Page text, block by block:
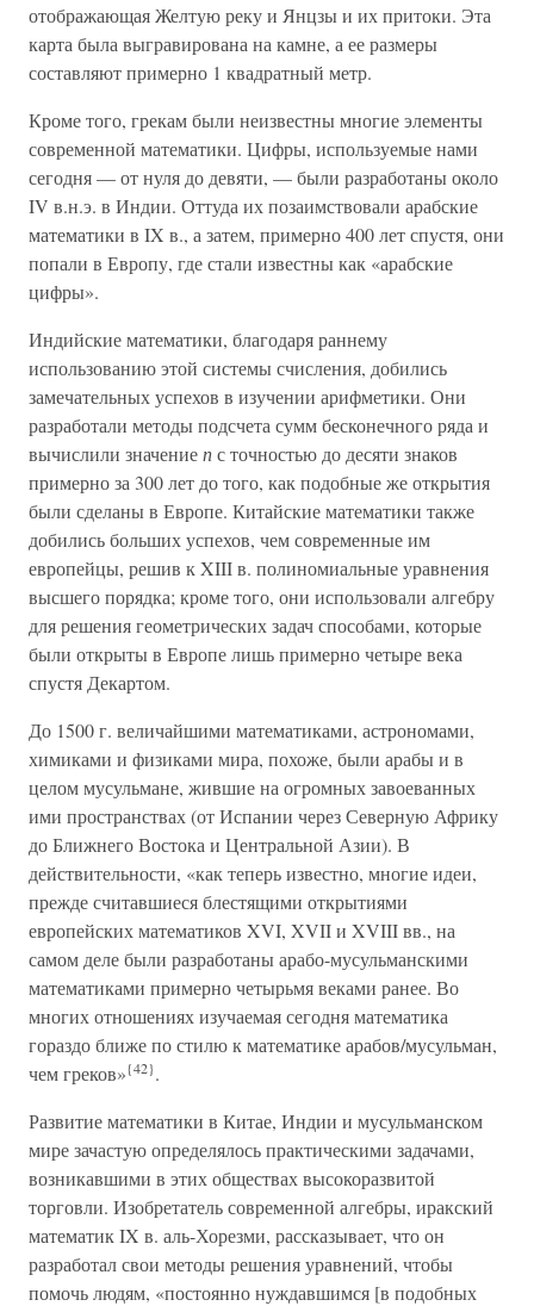
отображающая Желтую реку и Янцзы и их притоки. Эта
карта была выгравирована на камне, а ее размеры
составляют примерно 1 квадратный метр.
Кроме того, грекам были неизвестны многие элементы
современной математики. Цифры, используемые нами
сегодня — от нуля до девяти, — были разработаны около
IV в.н.э. в Индии. Оттуда их позаимствовали арабские
математики в IX в., а затем, примерно 400 лет спустя, они
попали в Европу, где стали известны как «арабские
цифры».
Индийские математики, благодаря раннему
использованию этой системы счисления, добились
замечательных успехов в изучении арифметики. Они
разработали методы подсчета сумм бесконечного ряда и
вычислили значениепс точностью до десяти знаков
примерно за 300 лет до того, как подобные же открытия
были сделаны в Европе. Китайские математики также
добились больших успехов, чем современные им
европейцы, решив к XIII в. полиномиальные уравнения
высшего порядка; кроме того, они использовали алгебру
для решения геометрических задач способами, которые
были открыты в Европе лишь примерно четыре века
спустя Декартом.
До 1500 г. величайшими математиками, астрономами,
химиками и физиками мира, похоже, были арабы и в
целом мусульмане, жившие на огромных завоеванных
ими пространствах (от Испании через Северную Африку
до Ближнего Востока и Центральной Азии). В
действительности, «как теперь известно, многие идеи,
прежде считавшиеся блестящими открытиями
европейских математиков XVI, XVII и XVIII вв., на
самом деле были разработаны арабо-мусульманскими
математиками примерно четырьмя веками ранее. Во
многих отношениях изучаемая сегодня математика
гораздо ближе по стилю к математике арабов/мусульман,
чем греков»{42}.
Развитие математики в Китае, Индии и мусульманском
мире зачастую определялось практическими задачами,
возникавшими в этих обществах высокоразвитой
торговли. Изобретатель современной алгебры, иракский
математик IX в. аль-Хорезми, рассказывает, что он
разработал свои методы решения уравнений, чтобы
помочь людям, «постоянно нуждавшимся [в подобных